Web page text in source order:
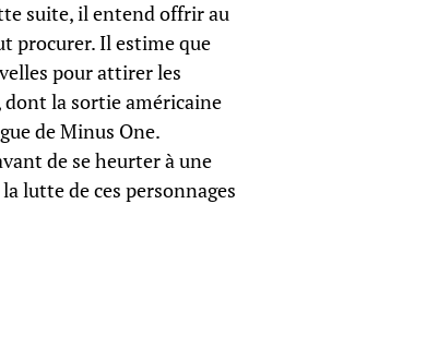
suite, il entend offrir au
procurer. Il estime que
pour attirer les
dont la sortie américaine
de Minus One.
de se heurter à une
lutte de ces personnages